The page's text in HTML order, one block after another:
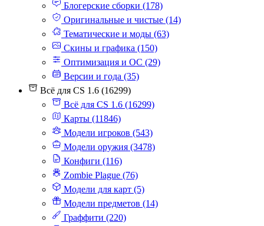
Блогерские сборки (178)
Оригинальные и чистые (14)
Тематические и моды (63)
Скины и графика (150)
Оптимизация и ОС (29)
Версии и года (35)
Всё для CS 1.6 (16299)
Всё для CS 1.6 (16299)
Карты (11846)
Модели игроков (543)
Модели оружия (3478)
Конфиги (116)
Zombie Plague (76)
Модели для карт (5)
Модели предметов (14)
Граффити (220)